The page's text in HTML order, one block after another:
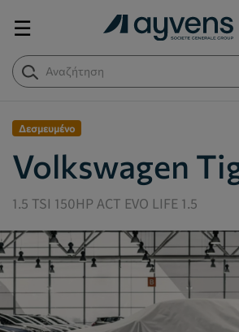
☰
Δεσμευμένο
Volkswagen
1.5 TSI 150HP ACT EVO LIFE 1.5